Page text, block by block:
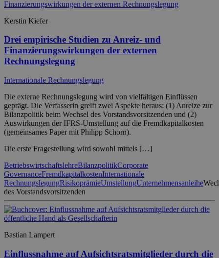
Kerstin Kiefer
Drei empirische Studien zu Anreiz- und
Finanzierungswirkungen der externen
Rechnungslegung
Internationale Rechnungslegung
Die externe Rechnungslegung wird von vielfältigen Einflüssen
geprägt. Die Verfasserin greift zwei Aspekte heraus: (1) Anreize zur
Bilanzpolitik beim Wechsel des Vorstandsvorsitzenden und (2)
Auswirkungen der IFRS-Umstellung auf die Fremdkapitalkosten
(gemeinsames Paper mit Philipp Schorn).
Die erste Fragestellung wird sowohl mittels […]
BetriebswirtschaftslehreBilanzpolitikCorporate
GovernanceFremdkapitalkostenInternationale
RechnungslegungRisikoprämieUmstellungUnternehmensanleihe
des Vorstandsvorsitzenden
Bastian Lampert
Einflussnahme auf Aufsichtsratsmitglieder durch die